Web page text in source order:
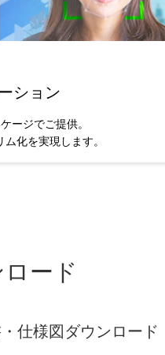
ション
ージでご提供。
化を実現します。
ード
仕様図ダウンロード